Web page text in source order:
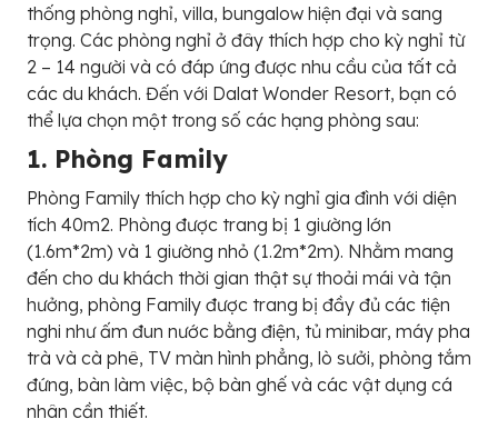
thống phòng nghỉ, villa, bungalow hiện đại và sang
trọng. Các phòng nghỉ ở đây thích hợp cho kỳ nghỉ từ
2 – 14 người và có đáp ứng được nhu cầu của tất cả
các du khách. Đến với Dalat Wonder Resort, bạn có
thể lựa chọn một trong số các hạng phòng sau:
1. Phòng Family
Phòng Family thích hợp cho kỳ nghỉ gia đình với diện
tích 40m2. Phòng được trang bị 1 giường lớn
(1.6m*2m) và 1 giường nhỏ (1.2m*2m). Nhằm mang
đến cho du khách thời gian thật sự thoải mái và tận
hưởng, phòng Family được trang bị đầy đủ các tiện
nghi như ấm đun nước bằng điện, tủ minibar, máy pha
trà và cà phê, TV màn hình phẳng, lò sưởi, phòng tắm
đứng, bàn làm việc, bộ bàn ghế và các vật dụng cá
nhân cần thiết.